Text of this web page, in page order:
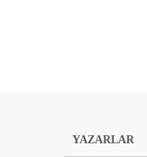
YAZARLAR